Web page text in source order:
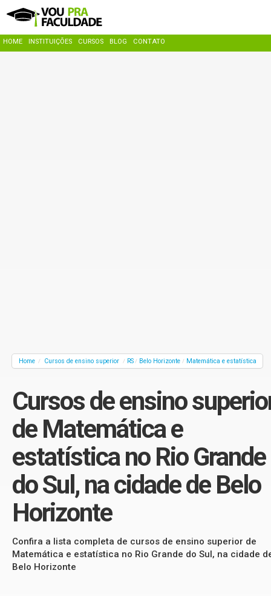
HOME INSTITUIÇÕES CURSOS BLOG CONTATO
Home / Cursos de ensino superior / RS / Belo Horizonte / Matemática e estatística
Cursos de ensino
de Matemática e
estatística no Rio Grande
do Sul, na cidade de Belo
Horizonte
Confira a lista completa de cursos de ensino superior de
Matemática e estatística no Rio Grande do Sul, na cidade
Belo Horizonte